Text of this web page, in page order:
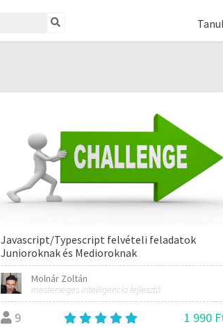
Javascript/Typescript felvételi feladatok
Junioroknak és Medioroknak
Molnár Zoltán
mesterséges intelligencia fejlesztő
9 1 990